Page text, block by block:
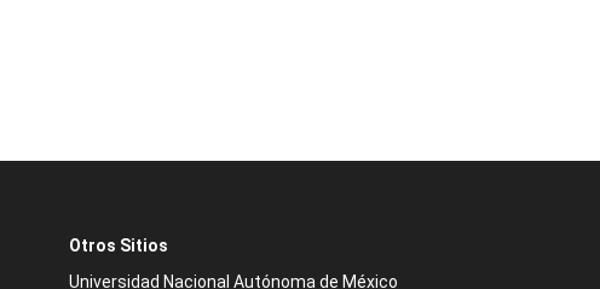
Otros Sitios
Universidad Nacional Autónoma de México